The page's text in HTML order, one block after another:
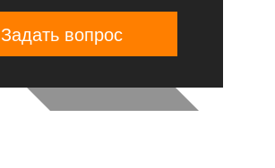
Задать вопрос